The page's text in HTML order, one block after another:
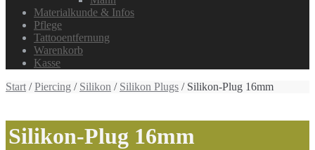
Materialkunde & Infos
Pflege
Tattooentfernung
Warenkorb
Kasse
Start /Piercing / Silikon / Silikon Plugs / Silikon-Plug 16mm
Silikon-Plug 16mm